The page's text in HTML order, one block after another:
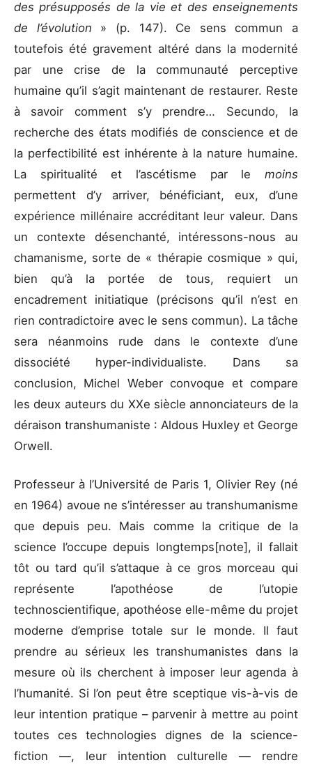
des présupposés de la vie et des enseignements
de l’évolution » (p. 147). Ce sens commun a
toutefois été gravement altéré dans la modernité
par une crise de la communauté perceptive
humaine qu’il s’agit maintenant de restaurer. Reste
à savoir comment s’y prendre… Secundo, la
recherche des états modifiés de conscience et de
la perfectibilité est inhérente à la nature humaine.
La spiritualité et l’ascétisme par le moins
permettent d’y arriver, bénéficiant, eux, d’une
expérience millénaire accréditant leur valeur. Dans
un contexte désenchanté, intéressons-nous au
chamanisme, sorte de « thérapie cosmique » qui,
bien qu’à la portée de tous, requiert un
encadrement initiatique (précisons qu’il n’est en
rien contradictoire avec le sens commun). La tâche
sera néanmoins rude dans le contexte d’une
dissociété hyper-individualiste. Dans sa
conclusion, Michel Weber convoque et compare
les deux auteurs du XXe siècle annonciateurs de la
déraison transhumaniste : Aldous Huxley et George
Orwell.
Professeur à l’Université de Paris 1, Olivier Rey (né
en 1964) avoue ne s’intéresser au transhumanisme
que depuis peu. Mais comme la critique de la
science l’occupe depuis longtemps[note], il fallait
tôt ou tard qu’il s’attaque à ce gros morceau qui
représente l’apothéose de l’utopie
technoscientifique, apothéose elle-même du projet
moderne d’emprise totale sur le monde. Il faut
prendre au sérieux les transhumanistes dans la
mesure où ils cherchent à imposer leur agenda à
l’humanité. Si l’on peut être sceptique vis-à-vis de
leur intention pratique – parvenir à mettre au point
toutes ces technologies dignes de la science-
fiction —, leur intention culturelle — rendre